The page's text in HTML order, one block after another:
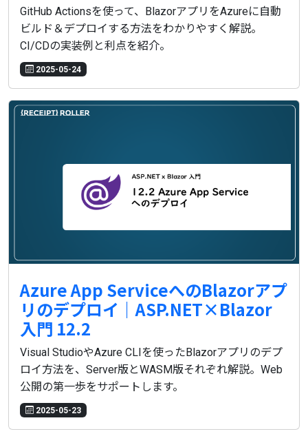
GitHub Actionsを使って、BlazorアプリをAzureに自動
ビルド＆デプロイする方法をわかりやすく解説。
CI/CDの実装例と利点を紹介。
2025-05-24
Azure App ServiceへのBlazorアプ
リのデプロイ｜ASP.NET×Blazor
入門 12.2
Visual StudioやAzure CLIを使ったBlazorアプリのデプ
ロイ方法を、Server版とWASM版それぞれ解説。Web
公開の第一歩をサポートします。
2025-05-23